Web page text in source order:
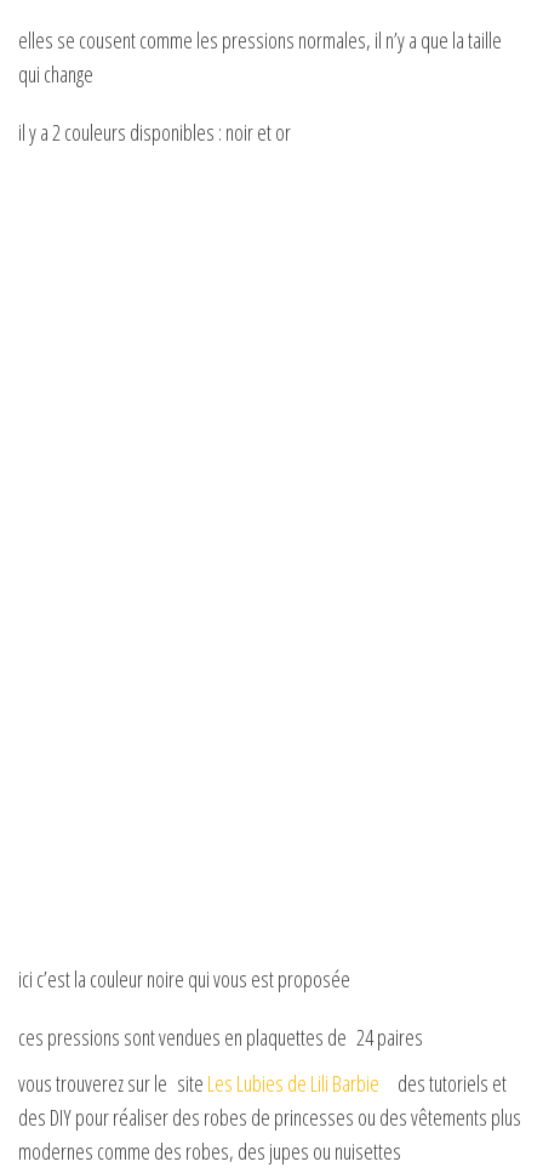
elles se cousent comme les pressions normales, il n’y a que la taille
qui change
il y a 2 couleurs disponibles : noir et or
ici c’est la couleur noire qui vous est proposée
ces pressions sont vendues en plaquettes de 24 paires
vous trouverez sur le site Les Lubies de Lili Barbie des tutoriels et
des DIY pour réaliser des robes de princesses ou des vêtements plus
modernes comme des robes, des jupes ou nuisettes